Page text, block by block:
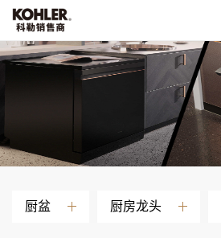
厨盆 厨房龙头